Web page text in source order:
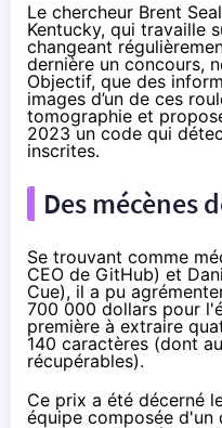
Le chercheur Brent
Kentucky, qui travaille
changeant
dernière un concours,
Objectif, que des
images d’un de ces
tomographie et
2023 un code qui
inscrites.
Des mécènes
Se trouvant comme
CEO de GitHub) et
Cue), il a pu
700 000 dollars pour
première à extraire
140 caractères (dont
récupérables).
Ce prix a été décerné
équipe composée d'un